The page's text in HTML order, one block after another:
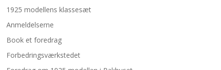
1925 modellens klassesæt
Anmeldelserne
Book et foredrag
Forbedringsværkstedet